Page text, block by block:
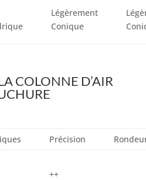
Légèrement
Conique
COLONNE D’AIR
Précision
++